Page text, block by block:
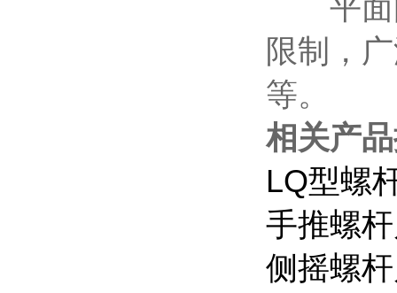
平面闸
限制，
等。
相关产
LQ型螺
手推螺
侧摇螺